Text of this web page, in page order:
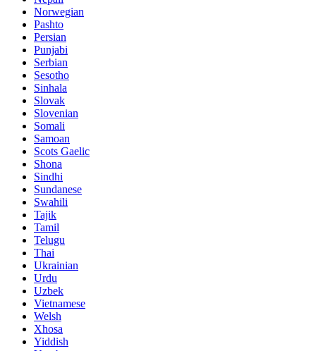
Norwegian
Pashto
Persian
Punjabi
Serbian
Sesotho
Sinhala
Slovak
Slovenian
Somali
Samoan
Scots Gaelic
Shona
Sindhi
Sundanese
Swahili
Tajik
Tamil
Telugu
Thai
Ukrainian
Urdu
Uzbek
Vietnamese
Welsh
Xhosa
Yiddish